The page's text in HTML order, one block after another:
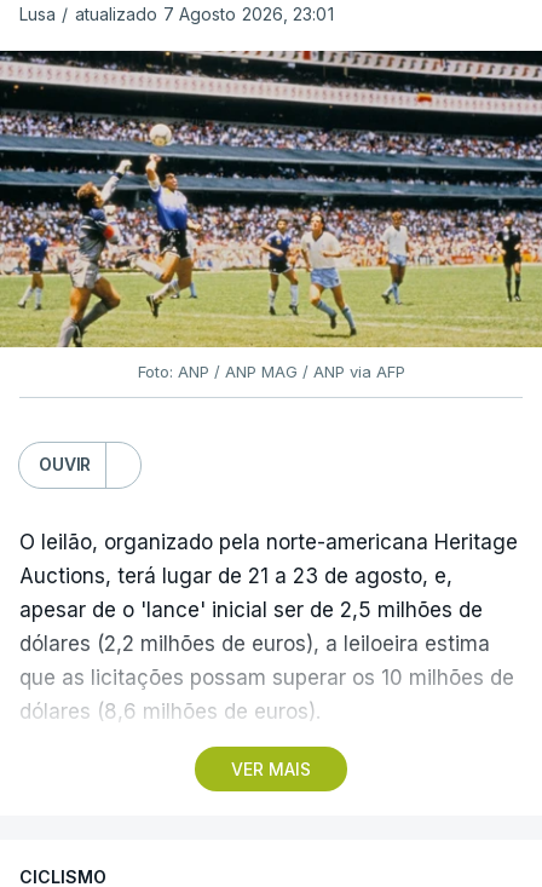
Lusa / atualizado 7 Agosto 2026, 23:01
Foto: ANP / ANP MAG / ANP via AFP
OUVIR
VER MAIS
O leilão, organizado pela norte-americana Heritage
Auctions, terá lugar de 21 a 23 de agosto, e,
apesar de o 'lance' inicial ser de 2,5 milhões de
dólares (2,2 milhões de euros), a leiloeira estima
que as licitações possam superar os 10 milhões de
dólares (8,6 milhões de euros).
A camisola utilizada pelo astro argentino durante
1986, na Cidade do México, foi vendida por um
CICLISMO